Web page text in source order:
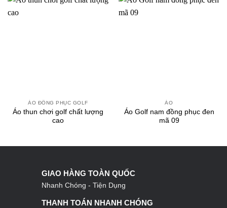
ÁO ĐỒNG PHỤC GOLF
Áo thun chơi golf chất lượng
cao
ÁO
Áo Golf nam đồng phục đen
mã 09
GIAO HÀNG TOÀN QUỐC
Nhanh Chóng - Tiện Dụng
THANH TOÁN NHANH CHÓNG